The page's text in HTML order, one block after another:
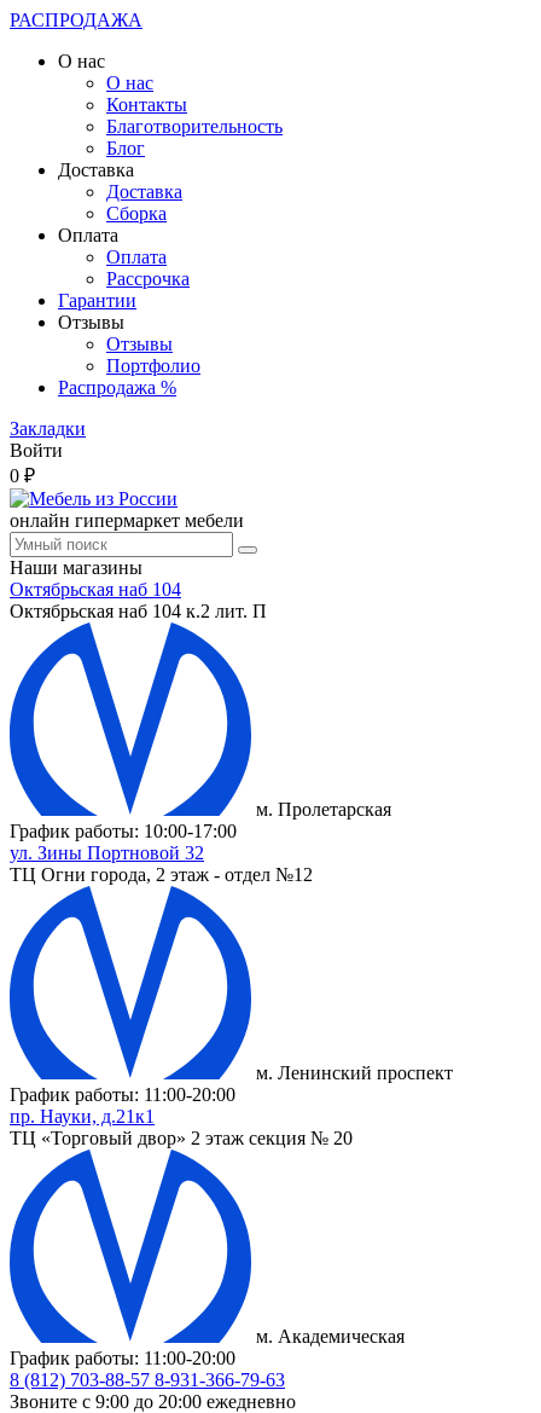
РАСПРОДАЖА
О нас
О нас
Контакты
Благотворительность
Блог
Доставка
Доставка
Сборка
Оплата
Оплата
Рассрочка
Гарантии
Отзывы
Отзывы
Портфолио
Распродажа %
Закладки
Войти
0 ₽
онлайн гипермаркет мебели
Наши магазины
Октябрьская наб 104
Октябрьская наб 104 к.2 лит. П
м. Пролетарская
График работы: 10:00-17:00
ул. Зины Портновой 32
ТЦ Огни города, 2 этаж - отдел №12
м. Ленинский проспект
График работы: 11:00-20:00
пр. Науки, д.21к1
ТЦ «Торговый двор» 2 этаж секция № 20
м. Академическая
График работы: 11:00-20:00
8 (812) 703-88-57 8-931-366-79-63
Звоните с 9:00 до 20:00 ежедневно